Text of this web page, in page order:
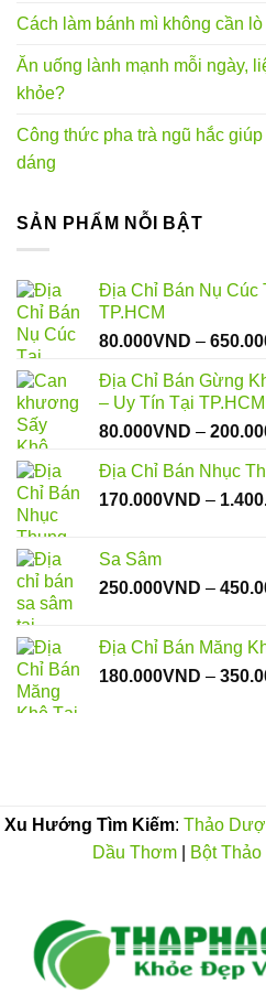
Cách làm bánh mì không cần
Ăn uống lành mạnh mỗi ngày,
khỏe?
Công thức pha trà ngũ hắc
dáng
SẢN PHẨM NỖI BẬT
Địa Chỉ Bán Nụ Cúc
TP.HCM
80.000VND –
Địa Chỉ Bán Gừng
– Uy Tín Tại TP.HCM
80.000VND –
Địa Chỉ Bán Nhục
170.000VND –
Sa Sâm
250.000VND –
Địa Chỉ Bán Măng
180.000VND –
Xu Hướng Tìm Kiếm: Thảo
Dầu Thơm
Bột Thảo